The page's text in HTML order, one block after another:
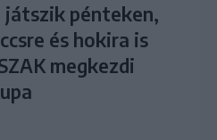
játszik pénteken,
és hokira is
megkezdi